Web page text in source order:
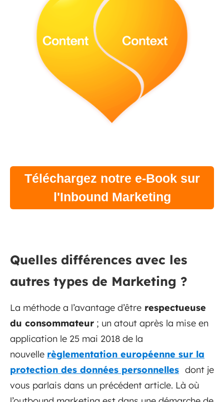
Téléchargez notre e-Book sur
l'Inbound Marketing
Quelles différences avec les
autres types de Marketing ?
La méthode a l’avantage d’être respectueuse
du consommateur ; un atout après la mise en
application le 25 mai 2018 de la
nouvelle règlementation européenne sur la
protection des données personnelles dont je
vous parlais dans un précédent article. Là où